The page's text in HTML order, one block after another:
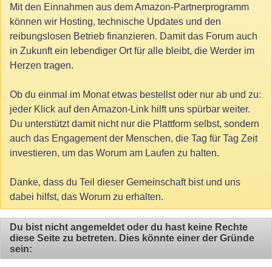
Mit den Einnahmen aus dem Amazon-Partnerprogramm
können wir Hosting, technische Updates und den
reibungslosen Betrieb finanzieren. Damit das Forum auch
in Zukunft ein lebendiger Ort für alle bleibt, die Werder im
Herzen tragen.
Ob du einmal im Monat etwas bestellst oder nur ab und zu:
jeder Klick auf den Amazon-Link hilft uns spürbar weiter.
Du unterstützt damit nicht nur die Plattform selbst, sondern
auch das Engagement der Menschen, die Tag für Tag Zeit
investieren, um das Worum am Laufen zu halten.
Danke, dass du Teil dieser Gemeinschaft bist und uns
dabei hilfst, das Worum zu erhalten.
Du bist nicht angemeldet oder du hast keine Rechte
diese Seite zu betreten. Dies könnte einer der Gründe
sein: